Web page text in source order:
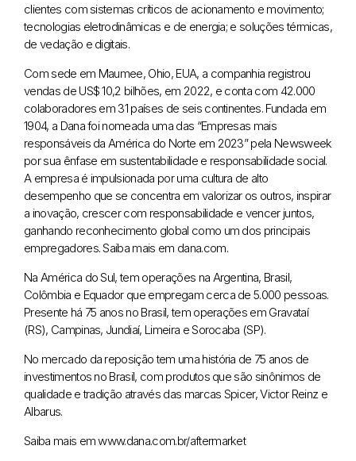
clientes com sistemas críticos de acionamento e movimento;
tecnologias eletrodinâmicas e de energia; e soluções térmicas,
de vedação e digitais.
Com sede em Maumee, Ohio, EUA, a companhia registrou
vendas de US$ 10,2 bilhões, em 2022, e conta com 42.000
colaboradores em 31 países de seis continentes. Fundada em
1904, a Dana foi nomeada uma das “Empresas mais
responsáveis da América do Norte em 2023” pela Newsweek
por sua ênfase em sustentabilidade e responsabilidade social.
A empresa é impulsionada por uma cultura de alto
desempenho que se concentra em valorizar os outros, inspirar
a inovação, crescer com responsabilidade e vencer juntos,
ganhando reconhecimento global como um dos principais
empregadores. Saiba mais em dana.com.
Na América do Sul, tem operações na Argentina, Brasil,
Colômbia e Equador que empregam cerca de 5.000 pessoas.
Presente há 75 anos no Brasil, tem operações em Gravataí
(RS), Campinas, Jundiaí, Limeira e Sorocaba (SP).
No mercado da reposição tem uma história de 75 anos de
investimentos no Brasil, com produtos que são sinônimos de
qualidade e tradição através das marcas Spicer, Victor Reinz e
Albarus.
Saiba mais em www.dana.com.br/aftermarket